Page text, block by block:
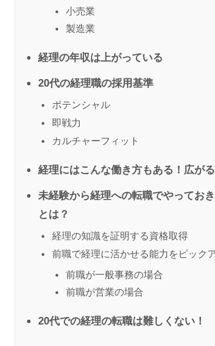
小売業
製造業
経理の年収は上がっている
20代の経理職の採用基準
ポテンシャル
即戦力
カルチャーフィット
経理にはこんな働き方もある！広が
未経験から経理への転職でやってお
とは？
経理の知識を証明する資格取得
前職で経理に活かせる能力をピック
前職が一般事務の場合
前職が営業の場合
20代での経理の転職は難しくない！